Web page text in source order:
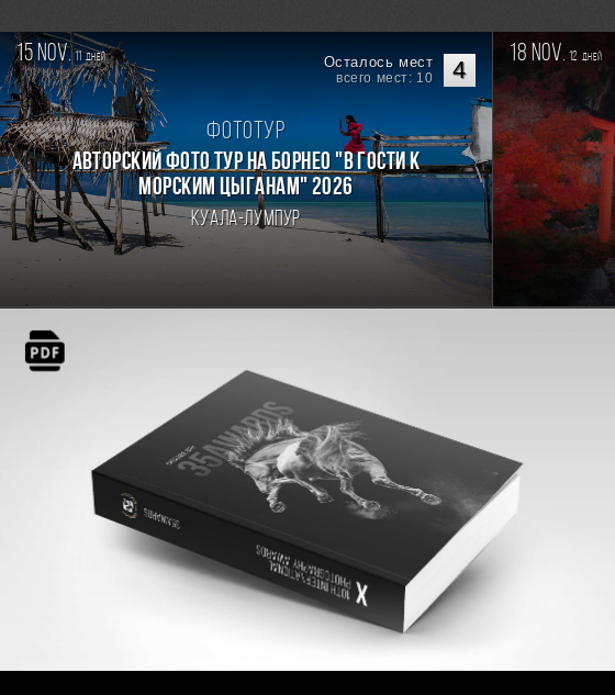
15 nov. 11дней 4
Осталось мест
всего мест: 10
Фототур
Авторский фото тур на Борнео "В гости к
морским цыганам" 2026
Куала-Лумпур
18 nov. 12 дней